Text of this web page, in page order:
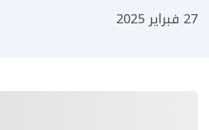
27 فبراير 2025